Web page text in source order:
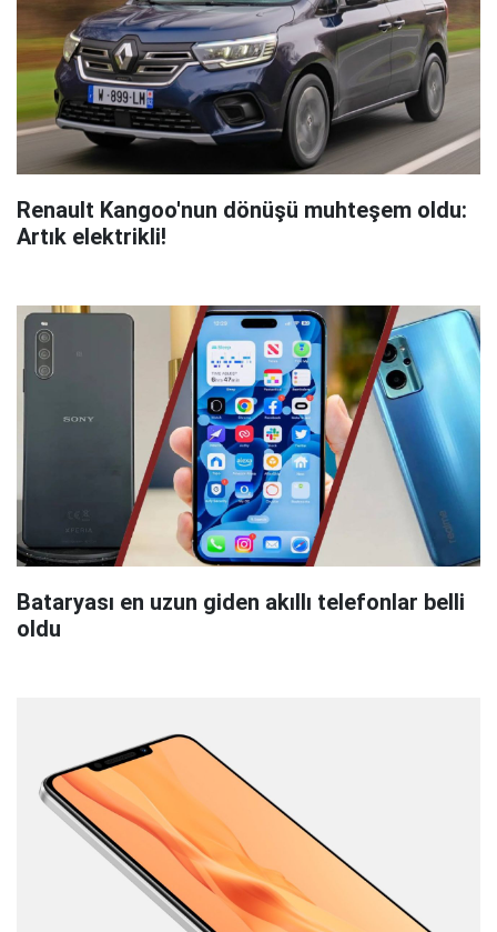
Renault Kangoo'nun dönüşü muhteşem oldu:
Artık elektrikli!
Bataryası en uzun giden akıllı telefonlar belli
oldu